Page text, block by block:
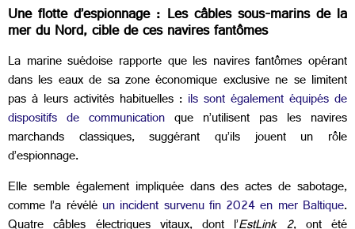
Une flotte d’espionnage : Les câbles sous-marins de la
mer du Nord, cible de ces navires fantômes
La marine suédoise rapporte que les navires fantômes opérant
dans les eaux de sa zone économique exclusive ne se limitent
pas à leurs activités habituelles : ils sont également équipés de
dispositifs de communication que n’utilisent pas les navires
marchands classiques, suggérant qu’ils jouent un rôle
d’espionnage.
Elle semble également impliquée dans des actes de sabotage,
comme l’a révélé un incident survenu fin 2024 en mer Baltique.